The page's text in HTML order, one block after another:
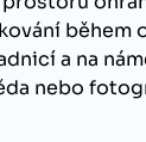
během
a na
nebo